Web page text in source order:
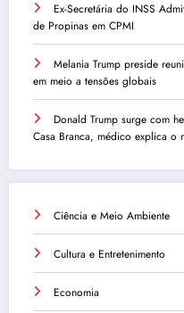
Ex-Secretária do INSS
de Propinas em CPMI
Melania Trump preside
em meio a tensões globais
Donald Trump surge com
Casa Branca, médico explica o
Ciência e Meio Ambiente
Cultura e Entretenimento
Economia